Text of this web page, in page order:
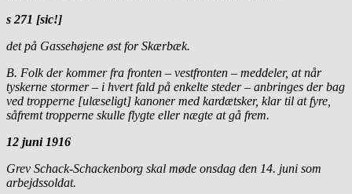
s 271 [sic!]
det på Gassehøjene øst for Skærbæk.
B. Folk der kommer fra fronten – vestfronten – meddeler, at når
tyskerne stormer – i hvert fald på enkelte steder – anbringes der bag
ved tropperne [ulæseligt] kanoner med kardætsker, klar til at fyre,
såfremt tropperne skulle flygte eller nægte at gå frem.
12 juni 1916
Grev Schack-Schackenborg skal møde onsdag den 14. juni som
arbejdssoldat.